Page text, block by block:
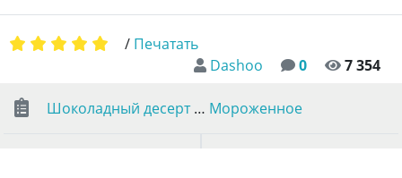
Dashoo 0 7 354
/ Печатать
Шоколадный десерт… Мороженное